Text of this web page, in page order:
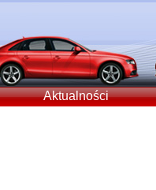
Aktualności